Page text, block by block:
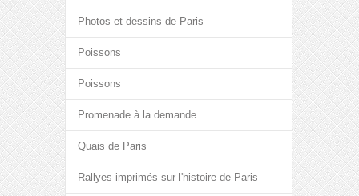
Photos et dessins de Paris
Poissons
Poissons
Promenade à la demande
Quais de Paris
Rallyes imprimés sur l'histoire de Paris